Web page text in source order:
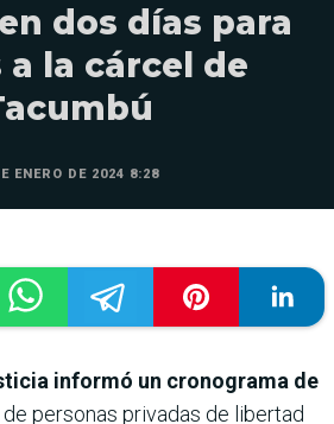
dos días para
la cárcel de
ENERO DE 2024 8:28
informó un cronograma de
de personas privadas de libertad